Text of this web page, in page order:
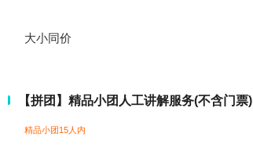
大小同价
【拼团】精品小团人工讲解服务(不含门票)
精品小团15人内